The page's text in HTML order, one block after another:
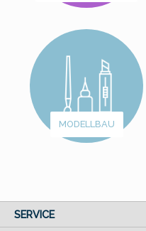
MODELLBAU
SERVICE